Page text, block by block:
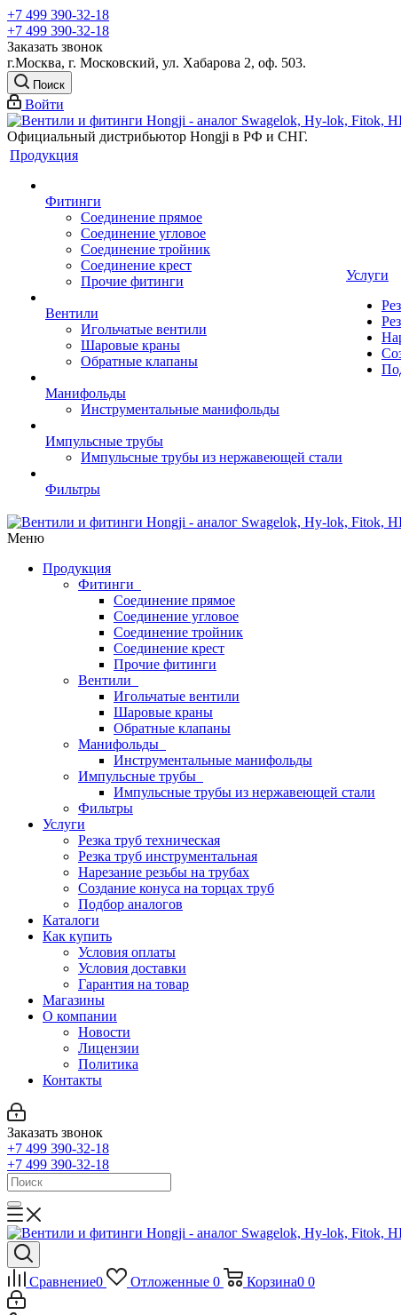
+7 499 390-32-18
+7 499 390-32-18
Заказать звонок
г.Москва, г. Московский, ул. Хабарова 2, оф. 503.
Поиск
Войти
Официальный дистрибьютор Hongji в РФ и СНГ.
Продукция
Фитинги
Соединение прямое
Соединение угловое
Соединение тройник
Соединение крест
Прочие фитинги
Вентили
Игольчатые вентили
Шаровые краны
Обратные клапаны
Манифольды
Инструментальные манифольды
Импульсные трубы
Импульсные трубы из нержавеющей стали
Фильтры
Услуги
Меню
Продукция
Фитинги
Соединение прямое
Соединение угловое
Соединение тройник
Соединение крест
Прочие фитинги
Вентили
Игольчатые вентили
Шаровые краны
Обратные клапаны
Манифольды
Инструментальные манифольды
Импульсные трубы
Импульсные трубы из нержавеющей стали
Фильтры
Услуги
Резка труб техническая
Резка труб инструментальная
Нарезание резьбы на трубах
Создание конуса на торцах труб
Подбор аналогов
Каталоги
Как купить
Условия оплаты
Условия доставки
Гарантия на товар
Магазины
О компании
Новости
Лицензии
Политика
Контакты
Заказать звонок
+7 499 390-32-18
+7 499 390-32-18
Сравнение0 Отложенные 0 Корзина0 0